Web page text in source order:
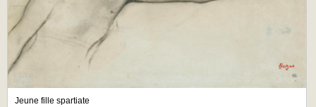
Jeune fille spartiate